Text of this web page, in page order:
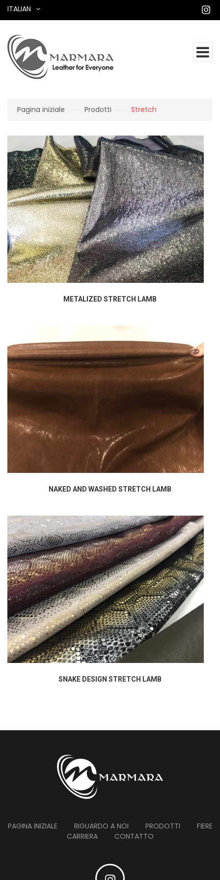
ITALIAN
Pagina iniziale Prodotti Stretch
METALIZED STRETCH LAMB
NAKED AND WASHED STRETCH LAMB
SNAKE DESIGN STRETCH LAMB
PAGINA INIZIALE RIGUARDO A NOI PRODOTTI
FIERE
CARRIERA
CONTATTO